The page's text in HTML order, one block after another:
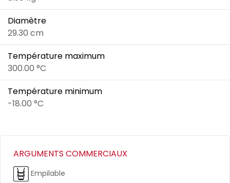
Diamètre
29.30 cm
Température maximum
300.00 °C
Température minimum
-18.00 °C
ARGUMENTS COMMERCIAUX
Empilable